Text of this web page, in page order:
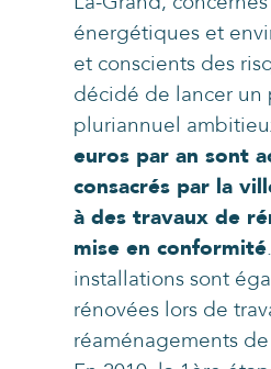
énergétiques et
et conscients des
décidé de lancer un
pluriannuel
euros par an sont
consacrés par la
à des travaux de
mise en conformité
installations sont
rénovées lors de
réaménagements